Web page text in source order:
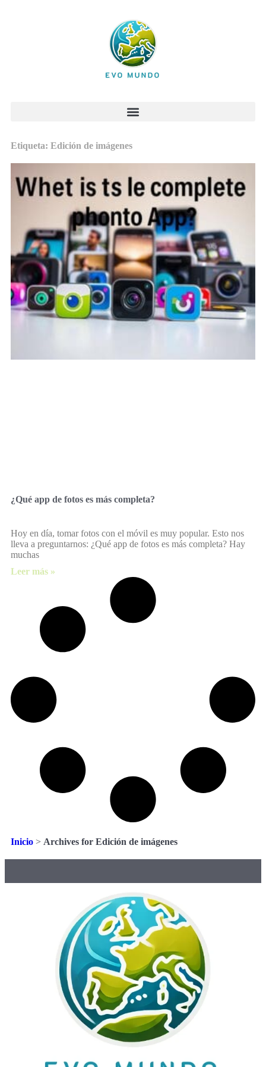
Etiqueta: Edición de imágenes
¿Qué app de fotos es más completa?
Hoy en día, tomar fotos con el móvil es muy popular. Esto nos
lleva a preguntarnos: ¿Qué app de fotos es más completa? Hay
muchas
Leer más »
Inicio > Archives for Edición de imágenes